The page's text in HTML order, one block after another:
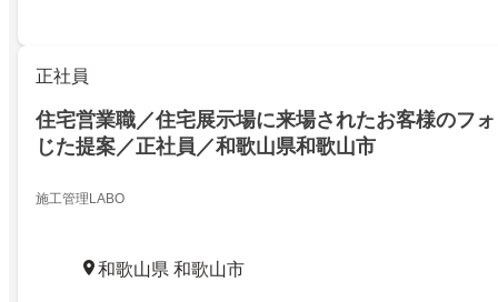
正社員
住宅営業職／住宅展示場に来場されたお客様のフ
じた提案／正社員／和歌山県和歌山市
施工管理LABO
和歌山県 和歌山市